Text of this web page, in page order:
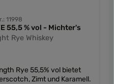
11998
55,5 % vol - Michter's
Rye Whiskey
Rye 55,5% vol bietet
Zimt und Karamell.